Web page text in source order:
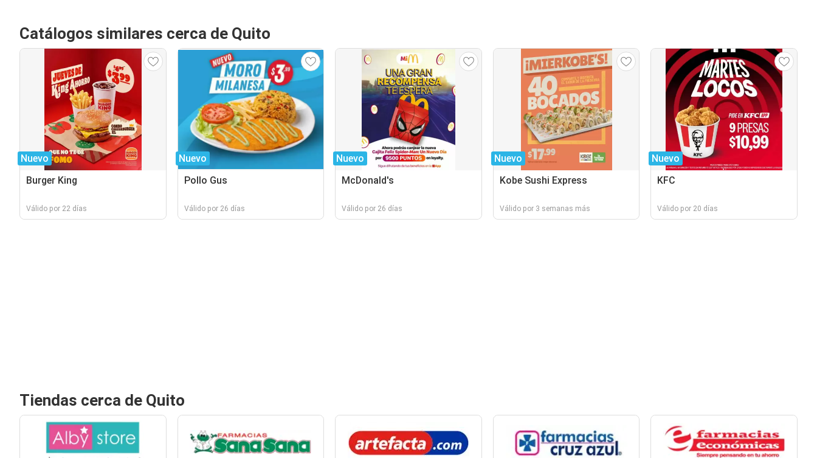
Catálogos similares cerca de Quito
Nuevo
Burger King
Válido por 22 días
Nuevo
Pollo Gus
Válido por 26 días
Nuevo
McDonald's
Válido por 26 días
Nuevo
Kobe Sushi Express
Válido por 3 semanas más
Nuevo
KFC
Válido por 20 días
Tiendas cerca de Quito